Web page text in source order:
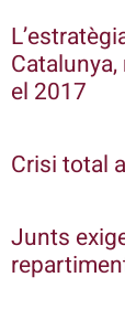
el 2017
Crisi total
Junts